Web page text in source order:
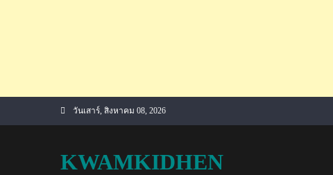
วันเสาร์, สิงหาคม 08, 2026
KWAMKIDHEN